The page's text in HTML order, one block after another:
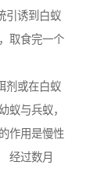
引诱到白蚁
取食完一个
剂或在白蚁
蚁与兵蚁，
作用是慢性
经过数月